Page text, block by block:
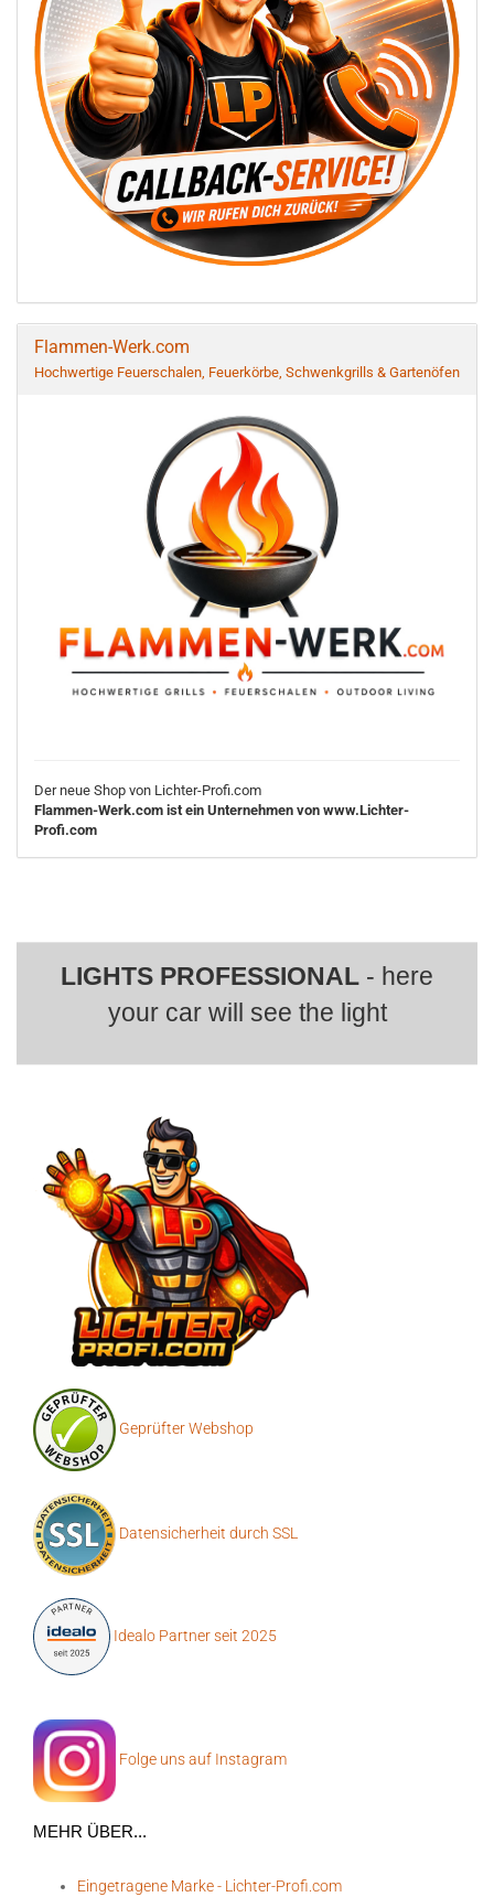
Flammen-Werk.com
Hochwertige Feuerschalen, Feuerkörbe, Schwenkgrills & Gartenöfen
Der neue Shop von Lichter-Profi.com
Flammen-Werk.com ist ein Unternehmen von www.Lichter-
Profi.com
LIGHTS PROFESSIONAL - here
your car will see the light
Geprüfter Webshop
Datensicherheit durch SSL
Idealo Partner seit 2025
Folge uns auf Instagram
MEHR ÜBER...
Eingetragene Marke - Lichter-Profi.com